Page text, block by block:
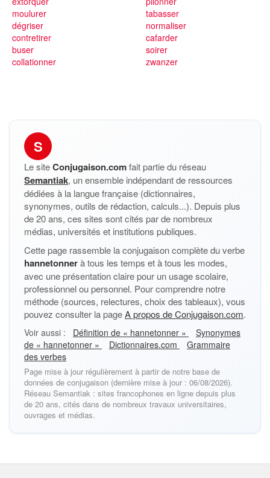
moulurer
dégriser
contretirer
buser
collationner
tabasser
normaliser
cafarder
soirer
zwanzer
S
Le siteConjugaison.comfait partie du réseau
Semantiak, un ensemble indépendant de ressources
dédiées à la langue française (dictionnaires,
synonymes, outils de rédaction, calculs...). Depuis plus
de 20 ans, ces sites sont cités par de nombreux
médias, universités et institutions publiques.
Cette page rassemble la conjugaison complète du verbe
hannetonnerà tous les temps et à tous les modes,
avec une présentation claire pour un usage scolaire,
professionnel ou personnel. Pour comprendre notre
méthode (sources, relectures, choix des tableaux), vous
pouvez consulter la pageA propos de Conjugaison.com.
Voir aussi : Définition de « hannetonner »
Synonymes
de « hannetonner »
Dictionnaires.com
Grammaire
des verbes
Page mise à jour régulièrement à partir de notre base de
données de conjugaison (dernière mise à jour : 06/08/2026).
Réseau Semantiak : sites francophones en ligne depuis plus
de 20 ans, cités dans de nombreux travaux universitaires,
ouvrages et médias.